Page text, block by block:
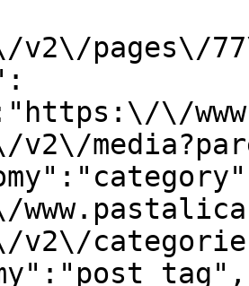
v2\/pages\/
\/
v2\/
v2\/